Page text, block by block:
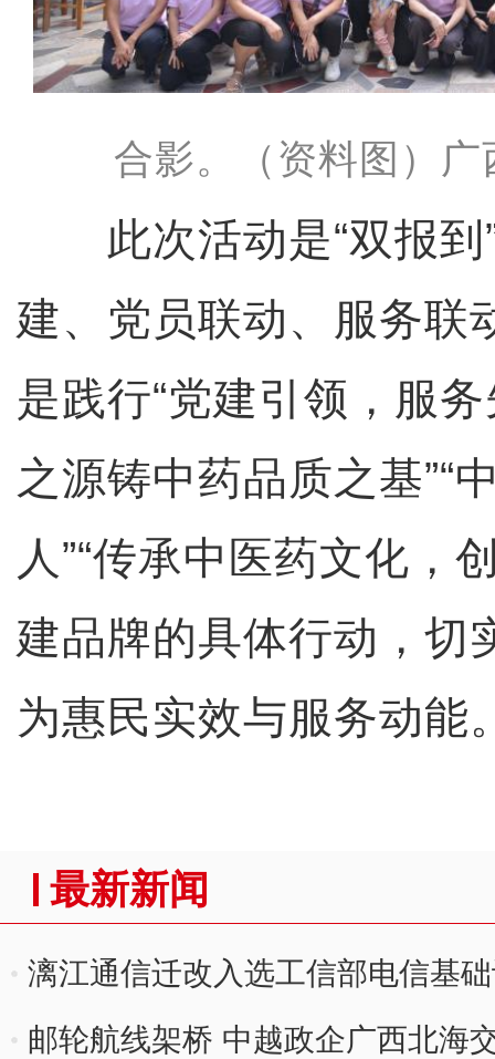
合影。（资料图）
此次活动是“双报到
建、党员联动、服务联
是践行“党建引领，服
之源铸中药品质之基”“
人”“传承中医药文化，
建品牌的具体行动，切
为惠民实效与服务动能
最新新闻
漓江通信迁改入选工信部电信基
邮轮航线架桥 中越政企广西北海